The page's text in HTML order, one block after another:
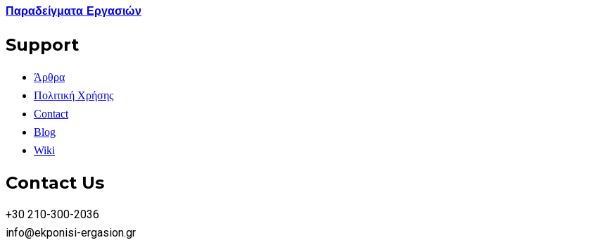
Παραδείγματα Εργασιών
Support
Άρθρα
Πολιτική Χρήσης
Contact
Blog
Wiki
Contact Us
+30 210-300-2036
info@ekponisi-ergasion.gr